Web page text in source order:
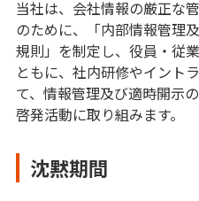
当社は、会社情報の厳正な
のために、「内部情報管理
規則」を制定し、役員・従
ともに、社内研修やイント
て、情報管理及び適時開示
啓発活動に取り組みます。
沈黙期間